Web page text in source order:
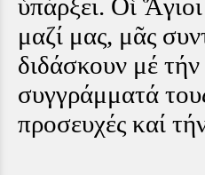
ὑπάρξει. Οἱ
μαζί μας, μᾶς
διδάσκουν μέ
συγγράμματά
προσευχές καί